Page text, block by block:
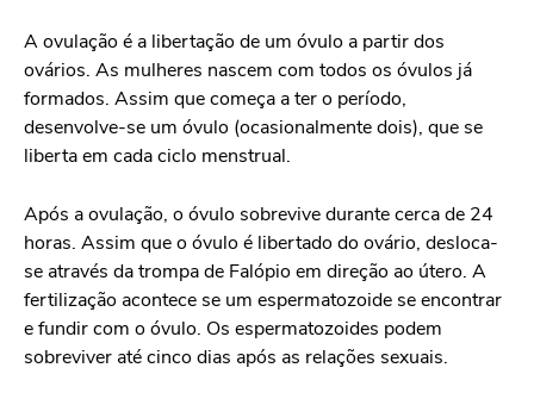
A ovulação é a libertação de um óvulo a partir dos
ovários. As mulheres nascem com todos os óvulos já
formados. Assim que começa a ter o período,
desenvolve-se um óvulo (ocasionalmente dois), que se
liberta em cada ciclo menstrual.
Após a ovulação, o óvulo sobrevive durante cerca de 24
horas. Assim que o óvulo é libertado do ovário, desloca-
se através da trompa de Falópio em direção ao útero. A
fertilização acontece se um espermatozoide se encontrar
e fundir com o óvulo. Os espermatozoides podem
sobreviver até cinco dias após as relações sexuais.